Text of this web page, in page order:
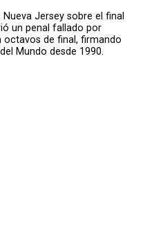
Jersey sobre el final
un penal fallado por
octavos de final, firmando
Mundo desde 1990.